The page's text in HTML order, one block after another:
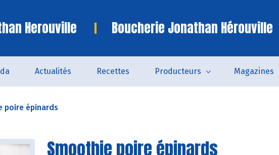
Herouville Boucherie Jonathan Hérouville
Actualités Recettes Producteurs Magazines
poire épinards
Smoothie poire épinards